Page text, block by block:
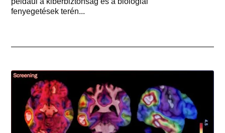
fenyegetések terén...